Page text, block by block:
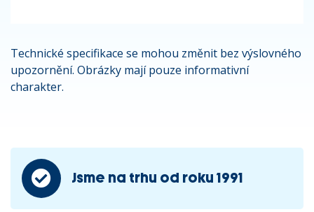
Technické specifikace se mohou změnit bez výslovného
upozornění. Obrázky mají pouze informativní
charakter.
Jsme na trhu od roku 1991